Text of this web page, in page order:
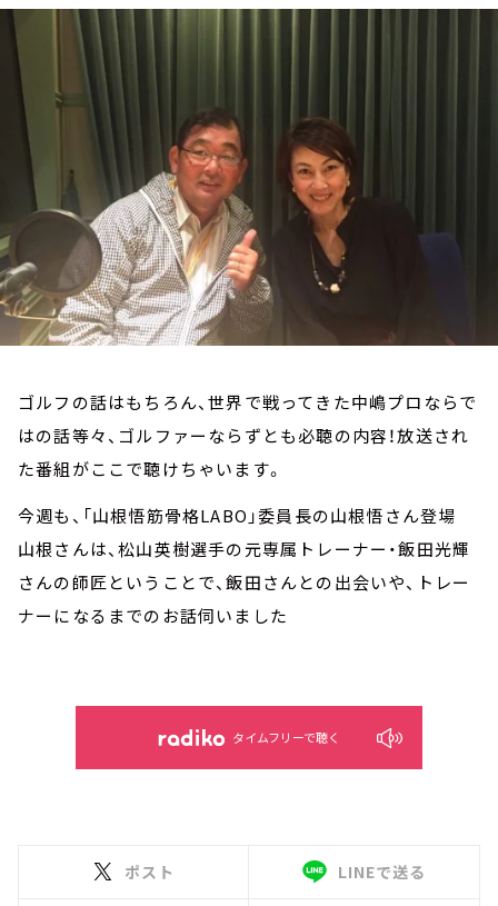
お知らせ
イベント・グッズ
YouTube
会社情報
ゴルフの話はもちろん、世界で戦ってきた中嶋プロならで
はの話等々、ゴルファーならずとも必聴の内容！放送され
た番組がここで聴けちゃいます。
今週も、「山根悟筋骨格LABO」委員長の山根悟さん登場
山根さんは、松山英樹選手の元専属トレーナー・飯田光輝
さんの師匠ということで、飯田さんとの出会いや、トレー
ナーになるまでのお話伺いました
タイムフリーで聴く
ポスト LINEで送る